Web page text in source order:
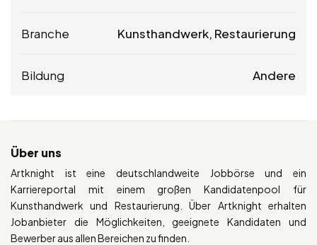
Branche Kunsthandwerk, Restaurierung
Bildung Andere
Über uns
Artknight ist eine deutschlandweite Jobbörse und ein
Karriereportal mit einem großen Kandidatenpool für
Kunsthandwerk und Restaurierung. Über Artknight erhalten
Jobanbieter die Möglichkeiten, geeignete Kandidaten und
Bewerber aus allen Bereichen zu finden.